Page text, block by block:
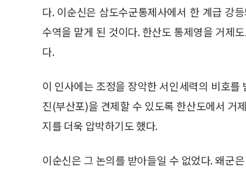
다. 이순신은 삼도수군통제사에서 한 계급 강
수역을 맡게 된 것이다. 한산도 통제영을 거제
다.
이 인사에는 조정을 장악한 서인세력의 비호
진(부산포)을 견제할 수 있도록 한산도에서 거
지를 더욱 압박하기도 했다.
이순신은 그 논의를 받아들일 수 없었다. 왜군